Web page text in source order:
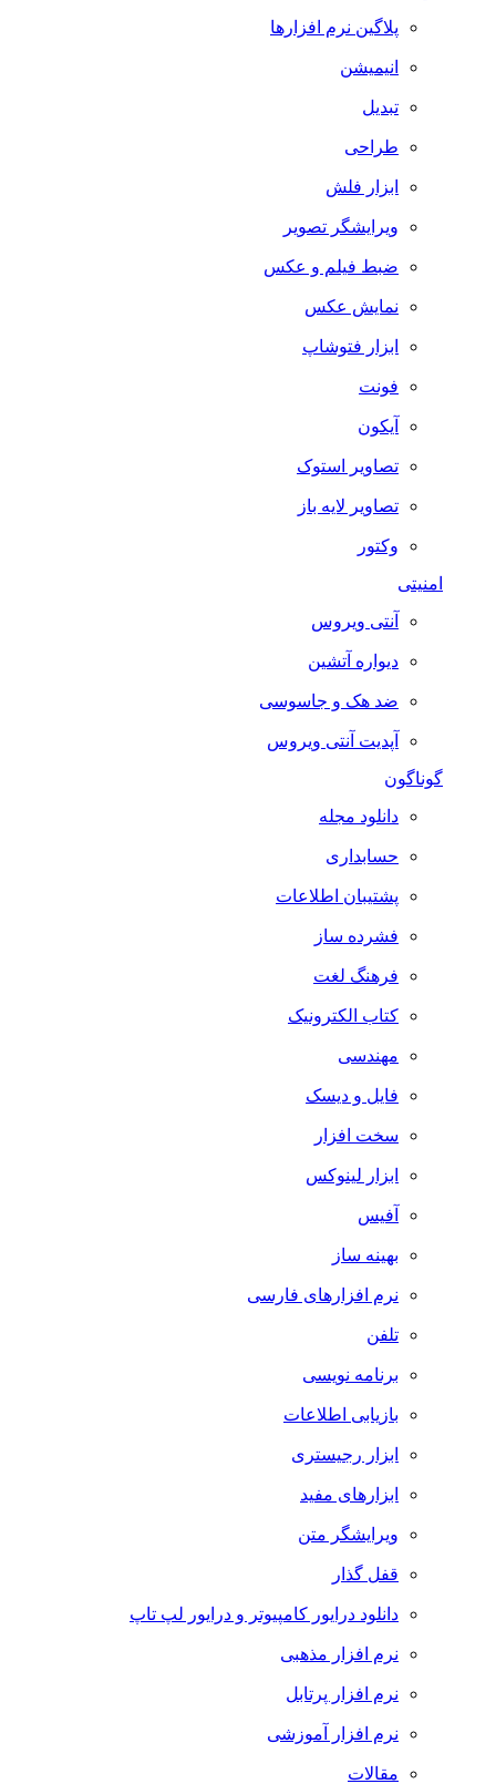
پلاگین نرم افزارها
انیمیشن
تبدیل
طراحی
ابزار فلش
ویرایشگر تصویر
ضبط فيلم و عكس
نمایش عکس
ابزار فتوشاپ
فونت
آیکون
تصاویر استوک
تصاویر لایه باز
وکتور
امنیتی
آنتی ویروس
دیواره آتشین
ضد هک و جاسوسی
آپدیت آنتی ویروس
گوناگون
دانلود مجله
حسابداری
پشتیبان اطلاعات
فشرده ساز
فرهنگ لغت
کتاب الکترونیک
مهندسی
فایل و دیسک
سخت افزار
ابزار لینوکس
آفیس
بهینه ساز
نرم افزارهای فارسی
تلفن
برنامه نویسی
بازیابی اطلاعات
ابزار رجیستری
ابزارهای مفید
ویرایشگر متن
قفل گذار
دانلود درایور کامپیوتر و درایور لپ تاپ
نرم افزار مذهبی
نرم افزار پرتابل
نرم افزار آموزشی
مقالات